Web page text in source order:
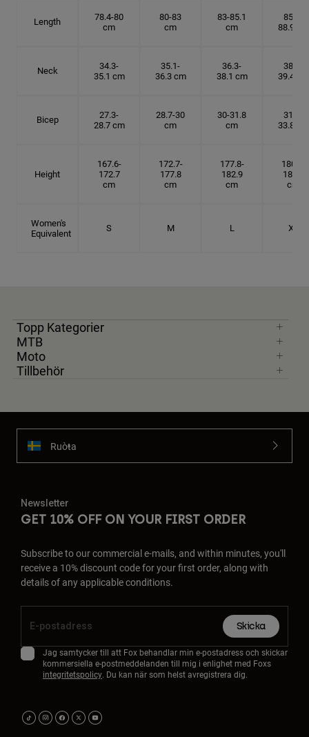
Length
78.4-80
cm
80-83
cm
83-85.1
cm
85.1-
88.9 cm
Neck
34.3-
35.1 cm
35.1-
36.3 cm
36.3-
38.1 cm
38.1-
39.4 cm
Bicep
27.3-
28.7 cm
28.7-30
cm
30-31.8
cm
31.8-
33.8 cm
Height
167.6-
172.7
cm
172.7-
177.8
cm
177.8-
182.9
cm
180.3-
185.5
cm
Women's
Equivalent
S M L XL
Topp Kategorier
MTB
Moto
Tillbehör
Ruoŧŧa
Newsletter
GET 10% OFF ON YOUR FIRST ORDER
Subscribe to our commercial e-mails, and within minutes, you'll
receive a 10% discount code for your first order, along with
details of any applicable conditions.
Skicka
Jag samtycker till att Fox behandlar min e-postadress och skickar
kommersiella e-postmeddelanden till mig i enlighet med Foxs
integritetspolicy. Du kan när som helst avregistrera dig.